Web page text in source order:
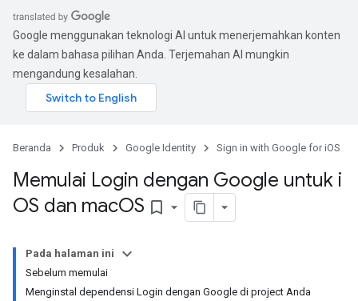
Google menggunakan teknologi AI untuk menerjemahkan konten
ke dalam bahasa pilihan Anda. Terjemahan AI mungkin
mengandung kesalahan.
Beranda Produk Google Identity Sign in with Google for iOS
Memulai Login dengan Google untuk i
OS dan macOS bookmark_border
Pada halaman ini
Sebelum memulai
Menginstal dependensi Login dengan Google di project Anda